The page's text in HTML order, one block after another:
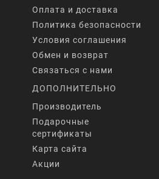
Оплата и доставка
Политика безопасности
Условия соглашения
Обмен и возврат
Связаться с нами
ДОПОЛНИТЕЛЬНО
Производитель
Подарочные
сертификаты
Карта сайта
Акции